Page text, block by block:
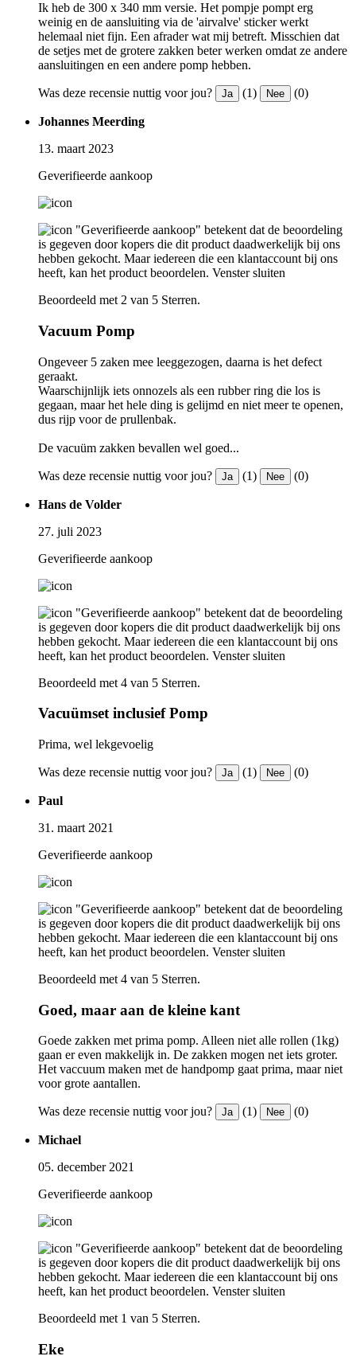
Ik heb de 300 x 340 mm versie. Het pompje pompt erg
weinig en de aansluiting via de 'airvalve' sticker werkt
helemaal niet fijn. Een afrader wat mij betreft. Misschien dat
de setjes met de grotere zakken beter werken omdat ze andere
aansluitingen en een andere pomp hebben.
Was deze recensie nuttig voor jou? Ja (1) Nee (0)
Johannes Meerding
13. maart 2023
Geverifieerde aankoop
"Geverifieerde aankoop" betekent dat de beoordeling
is gegeven door kopers die dit product daadwerkelijk bij ons
hebben gekocht. Maar iedereen die een klantaccount bij ons
heeft, kan het product beoordelen. Venster sluiten
Beoordeeld met 2 van 5 Sterren.
Vacuum Pomp
Ongeveer 5 zaken mee leeggezogen, daarna is het defect
geraakt.
Waarschijnlijk iets onnozels als een rubber ring die los is
gegaan, maar het hele ding is gelijmd en niet meer te openen,
dus rijp voor de prullenbak.
De vacuüm zakken bevallen wel goed...
Was deze recensie nuttig voor jou? Ja (1) Nee (0)
Hans de Volder
27. juli 2023
Geverifieerde aankoop
"Geverifieerde aankoop" betekent dat de beoordeling
is gegeven door kopers die dit product daadwerkelijk bij ons
hebben gekocht. Maar iedereen die een klantaccount bij ons
heeft, kan het product beoordelen. Venster sluiten
Beoordeeld met 4 van 5 Sterren.
Vacuümset inclusief Pomp
Prima, wel lekgevoelig
Was deze recensie nuttig voor jou? Ja (1) Nee (0)
Paul
31. maart 2021
Geverifieerde aankoop
"Geverifieerde aankoop" betekent dat de beoordeling
is gegeven door kopers die dit product daadwerkelijk bij ons
hebben gekocht. Maar iedereen die een klantaccount bij ons
heeft, kan het product beoordelen. Venster sluiten
Beoordeeld met 4 van 5 Sterren.
Goed, maar aan de kleine kant
Goede zakken met prima pomp. Alleen niet alle rollen (1kg)
gaan er even makkelijk in. De zakken mogen net iets groter.
Het vaccuum maken met de handpomp gaat prima, maar niet
voor grote aantallen.
Was deze recensie nuttig voor jou? Ja (1) Nee (0)
Michael
05. december 2021
Geverifieerde aankoop
"Geverifieerde aankoop" betekent dat de beoordeling
is gegeven door kopers die dit product daadwerkelijk bij ons
hebben gekocht. Maar iedereen die een klantaccount bij ons
heeft, kan het product beoordelen. Venster sluiten
Beoordeeld met 1 van 5 Sterren.
Eke